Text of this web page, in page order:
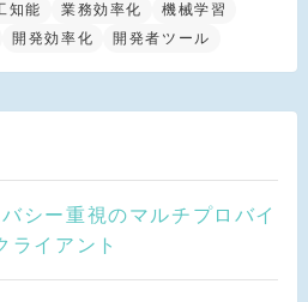
知能 業務効率化
機械学習
開発効率化 開発者ツール
シー重視のマルチプロバイ
ライアント